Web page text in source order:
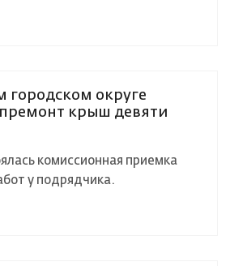
городском округе
крыш девяти
комиссионная приемка
у подрядчика.